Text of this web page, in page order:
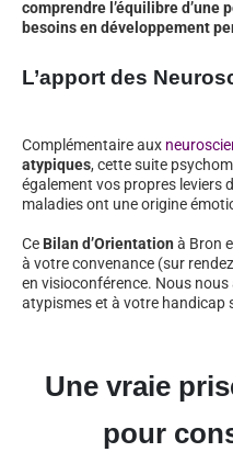
comprendre l’équilibre
besoins en développement
L’apport des
Complémentaire aux
atypiques, cette suite
également vos propres leviers
maladies ont une origine
Ce Bilan d’Orientation à Bron
à votre convenance (sur
en visioconférence. Nous
atypismes et à votre handicap
Une vraie
pour